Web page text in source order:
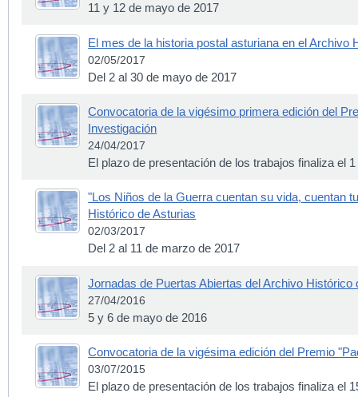
11 y 12 de mayo de 2017
El mes de la historia postal asturiana en el Archivo
02/05/2017
Del 2 al 30 de mayo de 2017
Convocatoria de la vigésimo primera edición del
Investigación
24/04/2017
El plazo de presentación de los trabajos finaliza el
"Los Niños de la Guerra cuentan su vida, cuentan
Histórico de Asturias
02/03/2017
Del 2 al 11 de marzo de 2017
Jornadas de Puertas Abiertas del Archivo Histórico
27/04/2016
5 y 6 de mayo de 2016
Convocatoria de la vigésima edición del Premio
03/07/2015
El plazo de presentación de los trabajos finaliza el